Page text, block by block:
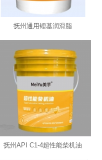
抚州通用锂基润滑脂
抚州API C1-4超性能柴机油